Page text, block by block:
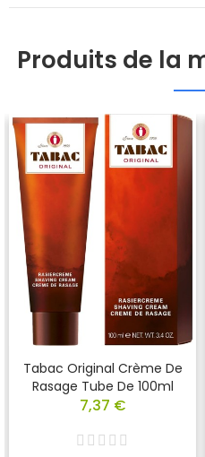
Produits de la
Tabac Original Crème De
Rasage Tube De 100ml
7,37 €